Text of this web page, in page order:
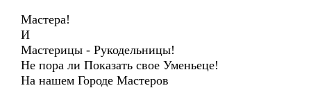
Мастера!
И
Мастерицы - Рукодельницы!
Не пора ли Показать свое Уменьеце!
На нашем Городе Мастеров